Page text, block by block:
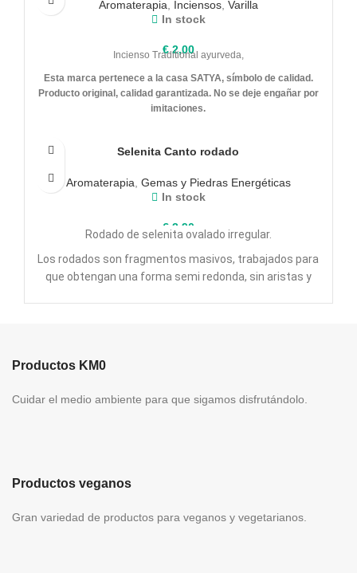
Aromaterapia Inciensos, Varilla
In stock
€2,00
Incienso Traditional ayurveda,
Esta marca pertenece a la casa SATYA, símbolo de calidad.
Producto original, calidad garantizada. No se deje engañar por
imitaciones.
Selenita Canto rodado
Aromaterapia Gemas y Piedras Energéticas
In stock
€3,90
Rodado de selenita ovalado irregular.
Los rodados son fragmentos masivos, trabajados para
que obtengan una forma semi redonda, sin aristas y
Productos KM0
Cuidar el medio ambiente para que sigamos disfrutándolo.
Productos veganos
Gran variedad de productos para veganos y vegetarianos.